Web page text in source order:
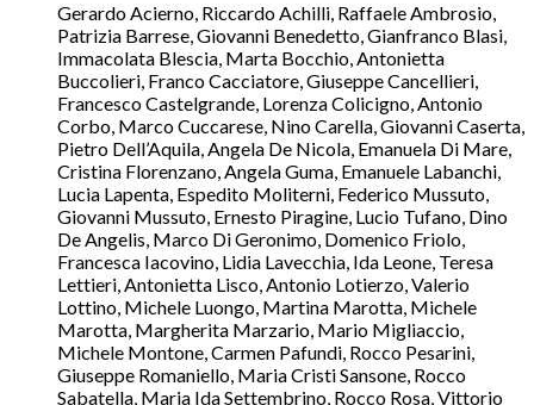
Gerardo Acierno, Riccardo Achilli, Raffaele Ambrosio,
Patrizia Barrese, Giovanni Benedetto, Gianfranco Blasi,
Immacolata Blescia, Marta Bocchio, Antonietta
Buccolieri, Franco Cacciatore, Giuseppe Cancellieri,
Francesco Castelgrande, Lorenza Colicigno, Antonio
Corbo, Marco Cuccarese, Nino Carella, Giovanni Caserta,
Pietro Dell’Aquila, Angela De Nicola, Emanuela Di Mare,
Cristina Florenzano, Angela Guma, Emanuele Labanchi,
Lucia Lapenta, Espedito Moliterni, Federico Mussuto,
Giovanni Mussuto, Ernesto Piragine, Lucio Tufano, Dino
De Angelis, Marco Di Geronimo, Domenico Friolo,
Francesca Iacovino, Lidia Lavecchia, Ida Leone, Teresa
Lettieri, Antonietta Lisco, Antonio Lotierzo, Valerio
Lottino, Michele Luongo, Martina Marotta, Michele
Marotta, Margherita Marzario, Mario Migliaccio,
Michele Montone, Carmen Pafundi, Rocco Pesarini,
Giuseppe Romaniello, Maria Cristi Sansone, Rocco
Sabatella, Maria Ida Settembrino, Rocco Rosa, Vittorio